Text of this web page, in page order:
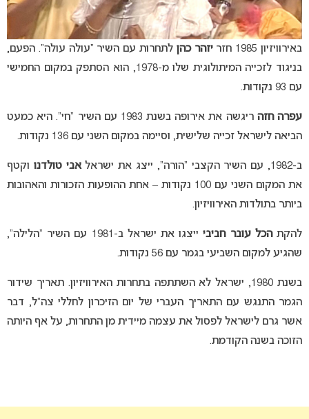
באירוויזיון 1985 חזר יזהר כהן לתחרות עם השיר “עולה עולה”. הפעם,
בניגוד לזכייה המיתולוגית שלו מ-1978, הוא הסתפק במקום החמישי
עם 93 נקודות.
עפרה חזה
ריגשה את אירופה בשנת 1983 עם השיר “חי”. היא כמעט
הביאה לישראל זכייה שלישית, וסיימה במקום השני עם 136 נקודות.
ב-1982, עם השיר הקצבי “הורה”, ייצג את ישראל אבי טולדנו וקטף
את המקום השני עם 100 נקודות – אחת ההופעות הזכורות והאהובות
ביותר בתולדות האירוויזיון.
להקתהכל עובר חביבי
ייצגו את ישראל ב-1981 עם השיר “הלילה”,
שהגיע למקום השביעי בגמר עם 56 נקודות.
בשנת 1980, ישראל לא השתתפה בתחרות האירוויזיון. תאריך שידור
הגמר התנגש עם התאריך העברי של יום הזיכרון לחללי צה”ל, דבר
אשר גרם לישראל לפסול את עצמה מיידית מן התחרות, על אף היותה
הזוכה בשנה הקודמת.